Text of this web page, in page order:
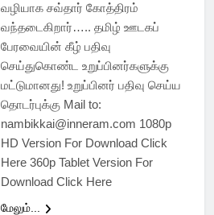
வழியாக சவ்தார் கோத்திரம்
வந்தடைகிறார்….. தமிழ் ஊடகப்
பேரவையின் கீழ் பதிவு
செய்துகொண்ட உறுப்பினர்களுக்கு
மட்டுமானது! உறுப்பினர் பதிவு செய்ய
தொடர்புக்கு Mail to:
nambikkai@inneram.com 1080p
HD Version For Download Click
Here 360p Tablet Version For
Download Click Here
மேலும்...